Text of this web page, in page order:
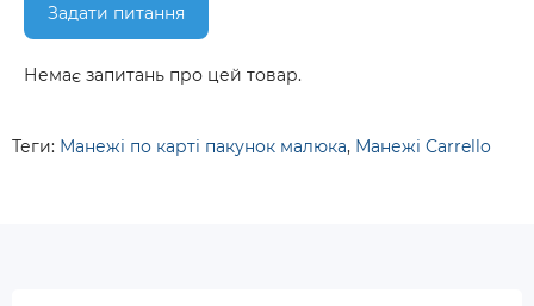
Задати питання
Немає запитань про цей товар.
Теги: Манежі по карті пакунок малюка, Манежі Carrello